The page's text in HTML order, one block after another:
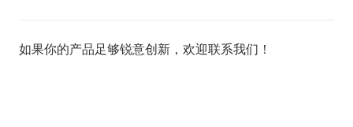
如果你的产品足够锐意创新，欢迎联系我们 ！